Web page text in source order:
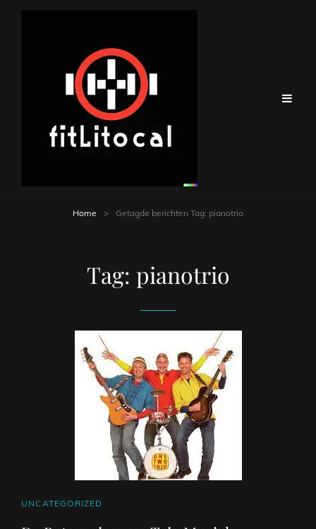
Home > Getagde berichten Tag: pianotrio
Tag: pianotrio
CAT
UNCATEGORIZED